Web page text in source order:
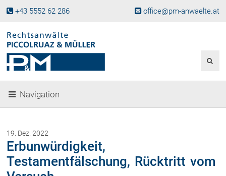
+43 5552 62 286 office@pm-anwaelte.at
Fachgebiete
Gesellschaftsgründung &
Beteiligungen
Immobilienrecht, Bauträgerrecht
Ferienimmobilien in Vorarlberg
Erbrecht
Navigation
19. Dez. 2022
Erbunwürdigkeit,
Testamentfälschung, Rücktritt vom